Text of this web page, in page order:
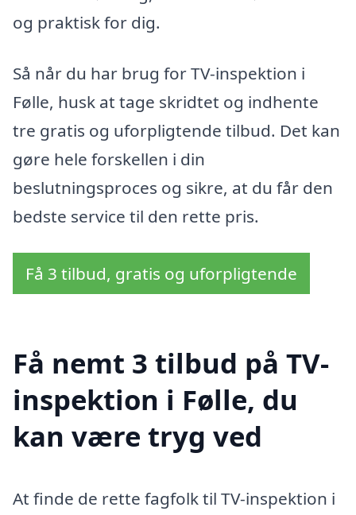
og praktisk for dig.
Så når du har brug for TV-inspektion i
Følle, husk at tage skridtet og indhente
tre gratis og uforpligtende tilbud. Det kan
gøre hele forskellen i din
beslutningsproces og sikre, at du får den
bedste service til den rette pris.
Få 3 tilbud, gratis og uforpligtende
Få nemt 3 tilbud på TV-
inspektion i Følle, du
kan være tryg ved
At finde de rette fagfolk til TV-inspektion i